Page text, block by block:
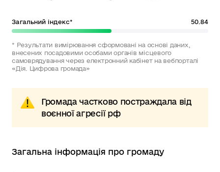
Загальний індекс* 50.84
* Результати вимірювання сформовані на основі даних,
внесених посадовими особами органів місцевого
самоврядування через електронний кабінет на вебпорталі
«Дія. Цифрова громада»
Громада частково постраждала від
воєнної агресії рф
Загальна інформація про громаду